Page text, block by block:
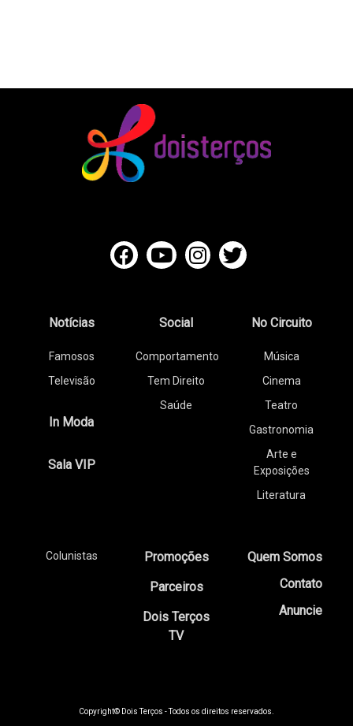
Notícias
Famosos
Televisão
In Moda
Sala VIP
Social
Comportamento
Tem Direito
Saúde
No Circuito
Música
Cinema
Teatro
Gastronomia
Arte e
Exposições
Literatura
Colunistas
Promoções
Parceiros
Dois Terços
TV
Quem Somos
Contato
Anuncie
Copyright© Dois Terços - Todos os direitos reservados.